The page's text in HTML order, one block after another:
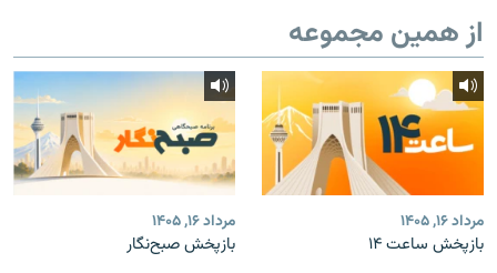
از همین مجموعه
مرداد ۱۶, ۱۴۰۵
بازپخش ساعت ۱۴
مرداد ۱۶, ۱۴۰۵
بازپخش صبح‌نگار